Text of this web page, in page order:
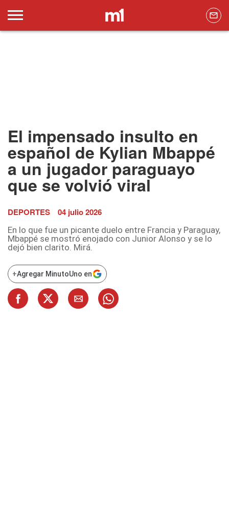
El impensado insulto en
español de Kylian Mbappé
a un jugador paraguayo
que se volvió viral
DEPORTES 04 julio 2026
En lo que fue un picante duelo entre Francia y Paraguay,
Mbappé se mostró enojado con Junior Alonso y se lo
dejó bien clarito. Mirá.
+Agregar MinutoUno en